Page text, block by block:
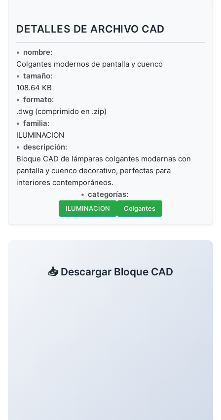
DETALLES DE ARCHIVO CAD
nombre:
Colgantes modernos de pantalla y cuenco
tamaño:
108.64 KB
formato:
.dwg (comprimido en .zip)
familia:
ILUMINACION
descripción:
Bloque CAD de lámparas colgantes modernas con
pantalla y cuenco decorativo, perfectas para
interiores contemporáneos.
categorías:
ILUMINACION Colgantes
📥 Descargar Bloque CAD